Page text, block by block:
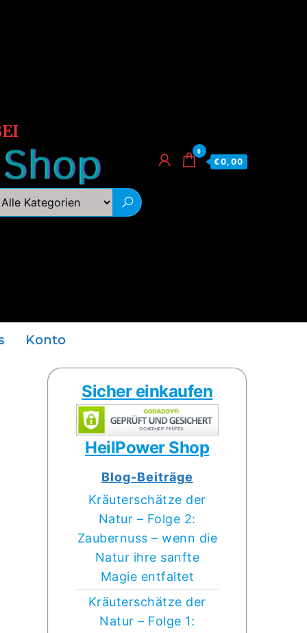
0
€0,00
Konto
Sicher einkaufen
HeilPower Shop
Blog-Beiträge
Kräuterschätze der
Natur – Folge 2:
Zaubernuss – wenn die
Natur ihre sanfte
Magie entfaltet
Kräuterschätze der
Natur – Folge 1: